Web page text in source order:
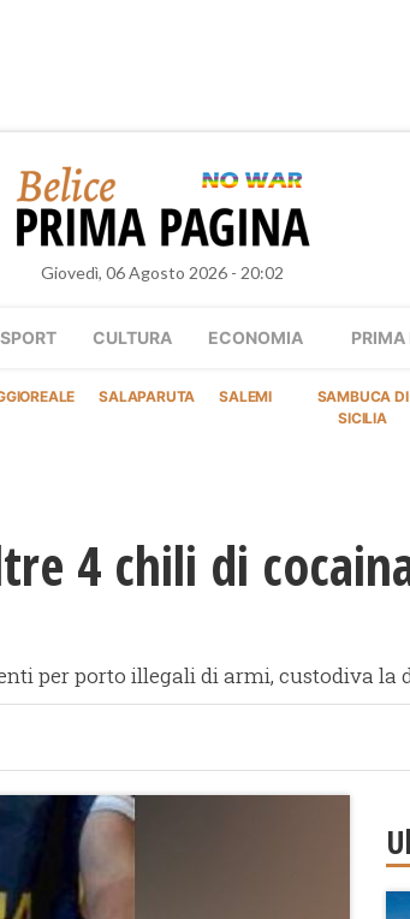
Giovedì, 06 Agosto 2026 - 20:02
SPORT CULTURA ECONOMIA PRIMA
SALAPARUTA SALEMI
SAMBUCA DI
SICILIA
4 chili di
per porto illegali di armi, custodiva